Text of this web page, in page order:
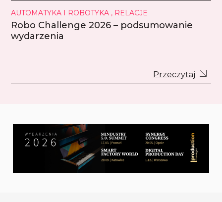
AUTOMATYKA I ROBOTYKA , RELACJE
Robo Challenge 2026 – podsumowanie
wydarzenia
Przeczytaj